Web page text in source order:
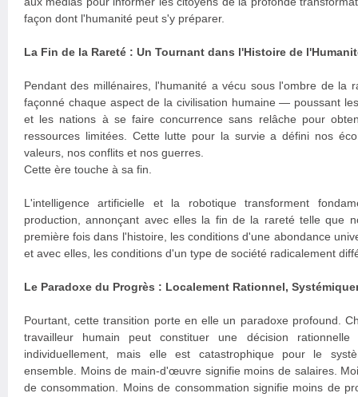
façon dont l'humanité peut s'y préparer.
La Fin de la Rareté : Un Tournant dans l'Histoire de
Pendant des millénaires, l'humanité a vécu sous l'ombre de la
façonné chaque aspect de la civilisation humaine — poussant
et les nations à se faire concurrence sans relâche pour
ressources limitées. Cette lutte pour la survie a défini nos
valeurs, nos conflits et nos guerres.
Cette ère touche à sa fin.
L'intelligence artificielle et la robotique transforment
production, annonçant avec elles la fin de la rareté telle que
première fois dans l'histoire, les conditions d'une abondance
et avec elles, les conditions d'un type de société radicalement
Le Paradoxe du Progrès : Localement Rationnel,
Pourtant, cette transition porte en elle un paradoxe profound.
travailleur humain peut constituer une décision
individuellement, mais elle est catastrophique pour le
ensemble. Moins de main-d'œuvre signifie moins de salaires.
de consommation. Moins de consommation signifie moins de